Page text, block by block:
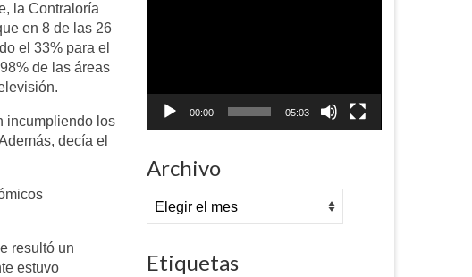
la Contraloría
en 8 de las 26
el 33% para el
de las áreas
incumpliendo los
decía el
resultó un
estuvo
00:00 05:03
Archivo
Archivo
Etiquetas